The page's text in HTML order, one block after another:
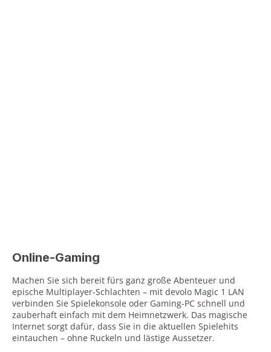
Online-Gaming
Machen Sie sich bereit fürs ganz große Abenteuer und
epische Multiplayer-Schlachten – mit devolo Magic 1 LAN
verbinden Sie Spielekonsole oder Gaming-PC schnell und
zauberhaft einfach mit dem Heimnetzwerk. Das magische
Internet sorgt dafür, dass Sie in die aktuellen Spielehits
eintauchen – ohne Ruckeln und lästige Aussetzer.